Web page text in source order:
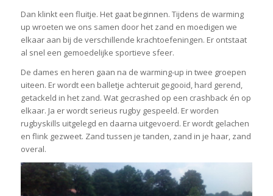
Dan klinkt een fluitje. Het gaat beginnen. Tijdens de warming
up wroeten we ons samen door het zand en moedigen we
elkaar aan bij de verschillende krachtoefeningen. Er ontstaat
al snel een gemoedelijke sportieve sfeer.
De dames en heren gaan na de warming-up in twee groepen
uiteen. Er wordt een balletje achteruit gegooid, hard gerend,
getackeld in het zand. Wat gecrashed op een crashback én op
elkaar. Ja er wordt serieus rugby gespeeld. Er worden
rugbyskills uitgelegd en daarna uitgevoerd. Er wordt gelachen
en flink gezweet. Zand tussen je tanden, zand in je haar, zand
overal.